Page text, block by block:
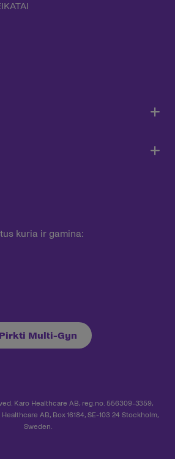
kuria ir gamina:
Pirkti Multi-Gyn
Karo Healthcare AB, reg.no. 556309-3359,
AB, Box 16184, SE-103 24 Stockholm,
Sweden.